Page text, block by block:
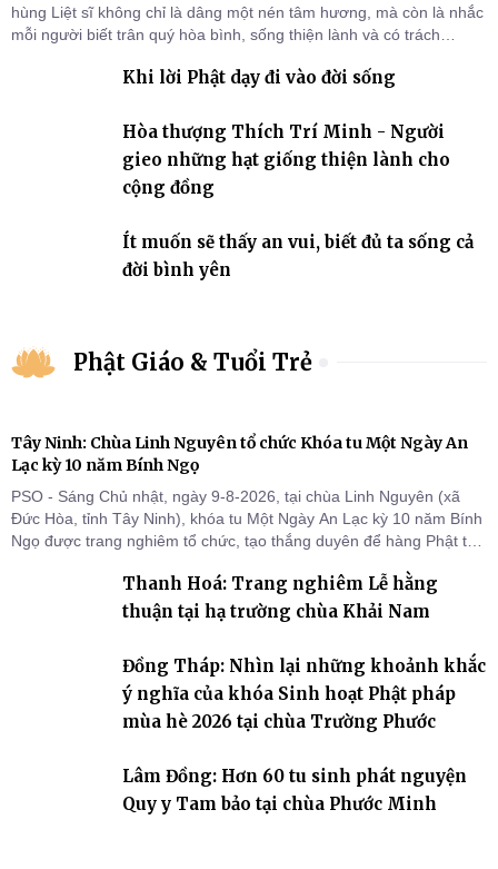
hùng Liệt sĩ không chỉ là dâng một nén tâm hương, mà còn là nhắc
mỗi người biết trân quý hòa bình, sống thiện lành và có trách
Khi lời Phật dạy đi vào đời sống
Hòa thượng Thích Trí Minh - Người
gieo những hạt giống thiện lành cho
cộng đồng
Ít muốn sẽ thấy an vui, biết đủ ta sống cả
đời bình yên
Phật Giáo & Tuổi Trẻ
Tây Ninh: Chùa Linh Nguyên tổ chức Khóa tu Một Ngày An
Lạc kỳ 10 năm Bính Ngọ
PSO - Sáng Chủ nhật, ngày 9-8-2026, tại chùa Linh Nguyên (xã
Đức Hòa, tỉnh Tây Ninh), khóa tu Một Ngày An Lạc kỳ 10 năm Bính
Ngọ được trang nghiêm tổ chức, tạo thắng duyên để hàng Phật tử
đời sống thiện lành.Thanh Hoá: Trang nghiêm Lễ hằng
thuận tại hạ trường chùa Khải Nam
Đồng Tháp: Nhìn lại những khoảnh khắc
ý nghĩa của khóa Sinh hoạt Phật pháp
mùa hè 2026 tại chùa Trường Phước
Lâm Đồng: Hơn 60 tu sinh phát nguyện
Quy y Tam bảo tại chùa Phước Minh